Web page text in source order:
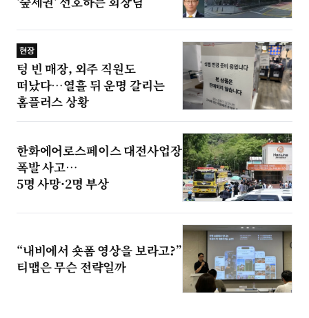
현장
텅 빈 매장, 외주 직원도
떠났다…열흘 뒤 운명 갈리는
홈플러스 상황
한화에어로스페이스 대전사업장
폭발 사고…
5명 사망·2명 부상
“내비에서 숏폼 영상을 보라고?”
티맵은 무슨 전략일까